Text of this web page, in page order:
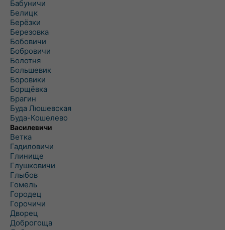
Бабуничи
Белицк
Берёзки
Березовка
Бобовичи
Бобровичи
Болотня
Большевик
Боровики
Борщёвка
Брагин
Буда Люшевская
Буда-Кошелево
Василевичи
Ветка
Гадиловичи
Глинище
Глушковичи
Глыбов
Гомель
Городец
Горочичи
Дворец
Доброгоща